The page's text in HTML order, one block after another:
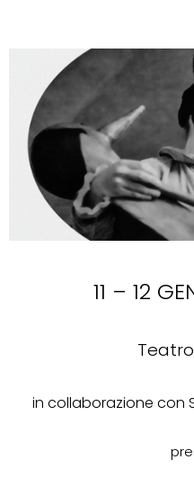
11 – 12
in collaborazione con